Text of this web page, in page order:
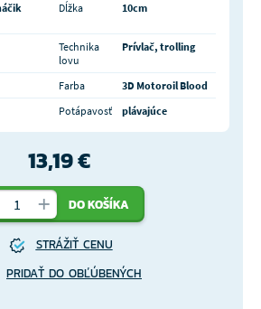
Dĺžka 10cm
Technika
lovu
Prívlač, trolling
Farba
3D Motoroil Blood
Potápavosť plávajúce
13,19 €
DO KOŠÍKA
STRÁŽIŤ CENU
PRIDAŤ DO OBĽÚBENÝCH